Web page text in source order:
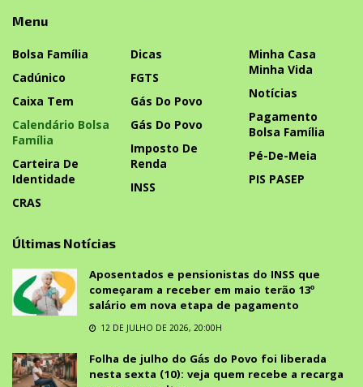
Menu
Bolsa Família
Cadúnico
Caixa Tem
Calendário Bolsa
Família
Carteira De
Identidade
CRAS
Dicas
FGTS
Gás Do Povo
Gás Do Povo
Imposto De
Renda
INSS
Minha Casa
Minha Vida
Notícias
Pagamento
Bolsa Família
Pé-De-Meia
PIS PASEP
Últimas Notícias
Aposentados e pensionistas do INSS que
começaram a receber em maio terão 13º
salário em nova etapa de pagamento
12 DE JULHO DE 2026, 20:00H
Folha de julho do Gás do Povo foi liberada
nesta sexta (10): veja quem recebe a recarga